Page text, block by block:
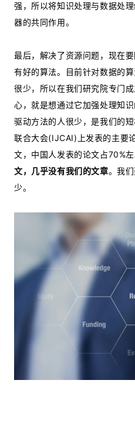
强，所以将知识处理与数据处
器的共同作用。
最后，解决了资源问题，现在
有好的算法。目前针对数据的
很少，所以在我们研究院专门
心，就是想通过它加强处理知
驱动方法的人很少，是我们的
联合大会(IJCAI)上发表的主要
文，中国人发表的论文占70%
文，几乎没有我们的文章。我
少。